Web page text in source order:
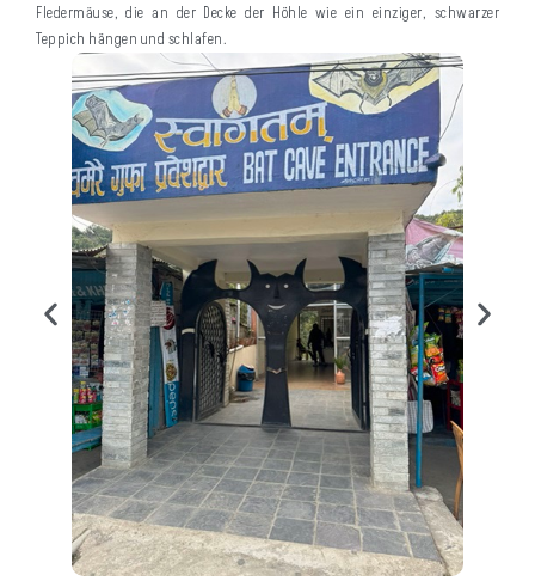
Fledermäuse, die an der Decke der Höhle wie ein einziger, schwarzer
Teppich hängen und schlafen.